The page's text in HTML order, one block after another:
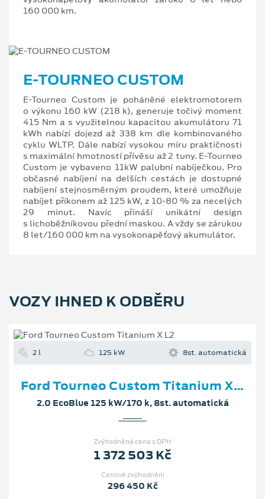
160 000 km.
E-TOURNEO CUSTOM
E-Tourneo Custom je poháněné elektromotorem
o výkonu 160 kW (218 k), generuje točivý moment
415 Nm a s využitelnou kapacitou akumulátoru 71
kWh nabízí dojezd až 338 km dle kombinovaného
cyklu WLTP. Dále nabízí vysokou míru praktičnosti
s maximální hmotností přívěsu až 2 tuny. E-Tourneo
Custom je vybaveno 11kW palubní nabíječkou. Pro
občasné nabíjení na delších cestách je dostupné
nabíjení stejnosměrným proudem, které umožňuje
nabíjet příkonem až 125 kW, z 10-80 % za necelých
29 minut. Navíc přináší unikátní design
s lichoběžníkovou přední maskou. A vždy se zárukou
8 let/160 000 km na vysokonapěťový akumulátor.
VOZY IHNED K ODBĚRU
2 l 125 kW 8st. automatická
Ford Tourneo Custom Titanium X L2
2.0 EcoBlue 125 kW/170 k, 8st. automatická
Zvýhodněná cena s DPH
1 372 503 Kč
Cenové zvýhodnění
296 450 Kč